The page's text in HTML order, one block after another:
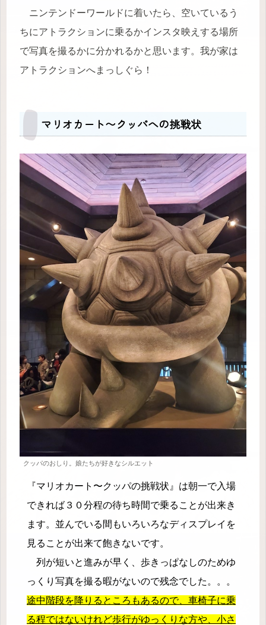
ニンテンドーワールドに着いたら、空いているう
ちにアトラクションに乗るかインスタ映えする場所
で写真を撮るかに分かれるかと思います。我が家は
アトラクションへまっしぐら！
マリオカート〜クッパへの挑戦状
クッパのおしり。娘たちが好きなシルエット
『マリオカート〜クッパの挑戦状』は朝一で入場
できれば３０分程の待ち時間で乗ることが出来き
ます。並んでいる間もいろいろなディスプレイを
見ることが出来て飽きないです。
列が短いと進みが早く、歩きっぱなしのためゆ
っくり写真を撮る暇がないので残念でした。。。
途中階段を降りるところもあるので、車椅子に乗
る程ではないけれど歩行がゆっくりな方や、小さ